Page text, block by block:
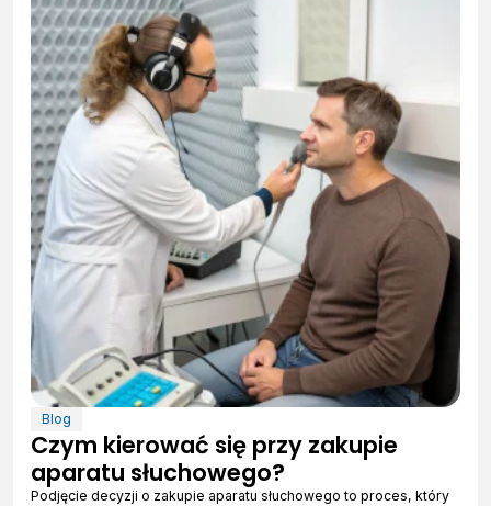
Blog
Czym kierować się przy zakupie
aparatu słuchowego?
Podjęcie decyzji o zakupie aparatu słuchowego to proces, który